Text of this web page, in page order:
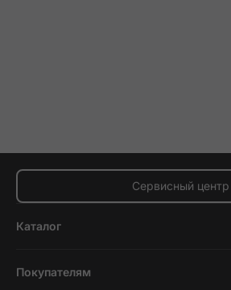
Сервисный центр
Каталог
Планшеты
Покупателям